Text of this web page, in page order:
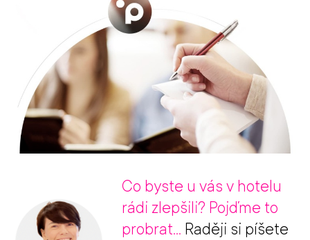
Co byste u vás v hotelu
rádi zlepšili? Pojďme to
probrat... Raději si píšete